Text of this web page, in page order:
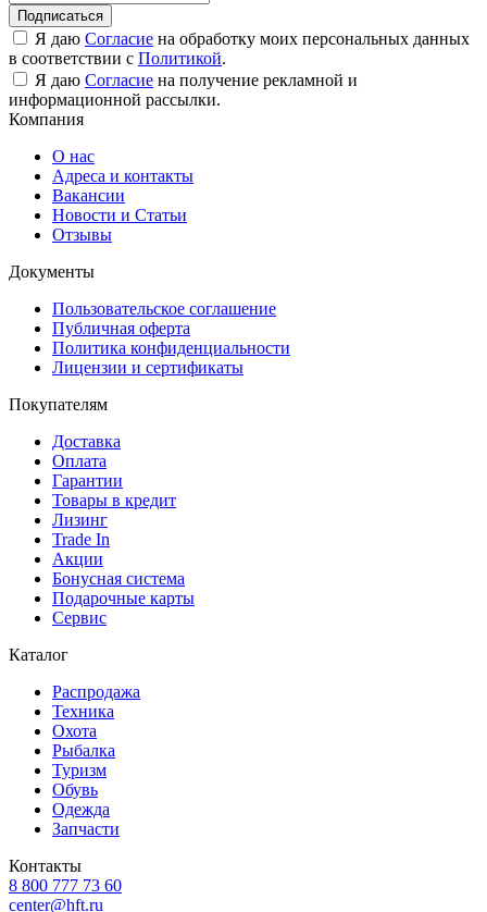
Подписаться
Я даю Согласие на обработку моих персональных данных
в соответствии с Политикой.
Я даю Согласие на получение рекламной и
информационной рассылки.
Компания
О нас
Адреса и контакты
Вакансии
Новости и Статьи
Отзывы
Документы
Пользовательское соглашение
Публичная оферта
Политика конфиденциальности
Лицензии и сертификаты
Покупателям
Доставка
Оплата
Гарантии
Товары в кредит
Лизинг
Trade In
Акции
Бонусная система
Подарочные карты
Сервис
Каталог
Распродажа
Техника
Охота
Рыбалка
Туризм
Обувь
Одежда
Запчасти
Контакты
8 800 777 73 60
center@hft.ru